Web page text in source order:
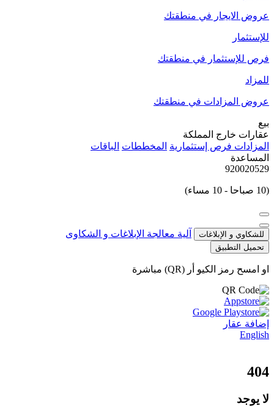
عروض الايجار في منطقتك
للإستثمار
فرص للإستثمار في منطقتك
للمزاد
عروض المزادات في منطقتك
بيع
عقارات خارج المملكة
المزادات فرص إستثمارية المخططات الباقات
المساعدة
920020529
(10 صباحا - 10 مساء)
للشكاوي و الإبلاغات آلية معالجة الإبلاغات و الشكاوى
تحميل التطبيق
او امسح رمز الكيو أر (QR) مباشرة
إضافة عقار
English
404
لا يوجد